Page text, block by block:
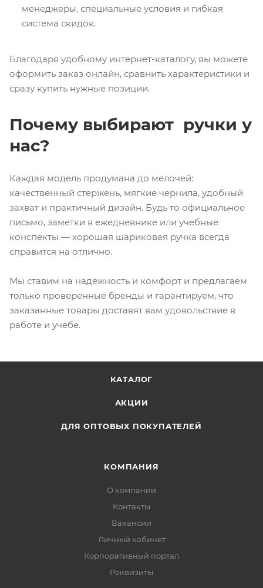
менеджеры, специальные условия и гибкая
система скидок.
Благодаря удобному интернет-каталогу, вы можете
оформить заказ онлайн, сравнить характеристики и
сразу купить нужные позиции.
Почему выбирают ручки у
нас?
Каждая модель продумана до мелочей:
качественный стержень, мягкие чернила, удобный
захват и практичный дизайн. Будь то официальное
письмо, заметки в ежедневнике или учебные
конспекты — хорошая шариковая ручка всегда
справится на отлично.
Мы ставим на надежность и комфорт и предлагаем
только проверенные бренды и гарантируем, что
заказанные товары доставят вам удовольствие в
работе и учебе.
КАТАЛОГ
АКЦИИ
ДЛЯ ОПТОВЫХ ПОКУПАТЕЛЕЙ
КОМПАНИЯ
О компании
Контакты
Вакансии
Личный кабинет
Корпоративный портал
Реквизиты